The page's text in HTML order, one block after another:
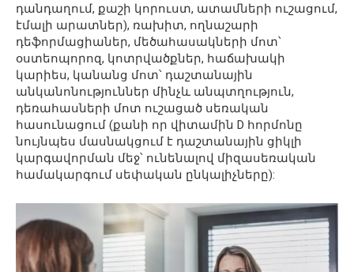
դանդաղում, քաշի կորուստ, ատամների ուշացում,
էմալի արատներ), ռախիտ, ողնաշարի
դեֆորմացիաներ, մեծահասակների մոտ՝
օստեոպորոզ, կոտրվածքներ, հաճախակի
կարիես, կանանց մոտ՝ դաշտանային
անկանոնություններ մինչև անպտղություն,
դեռահասների մոտ ուշացած սեռական
հասունացում (քանի որ վիտամին D հորմոնը
նույնպես մասնակցում է դաշտանային ցիկլի
կարգավորման մեջ՝ ունենալով միզասեռական
համակարգում սեփական ընկալիչները):